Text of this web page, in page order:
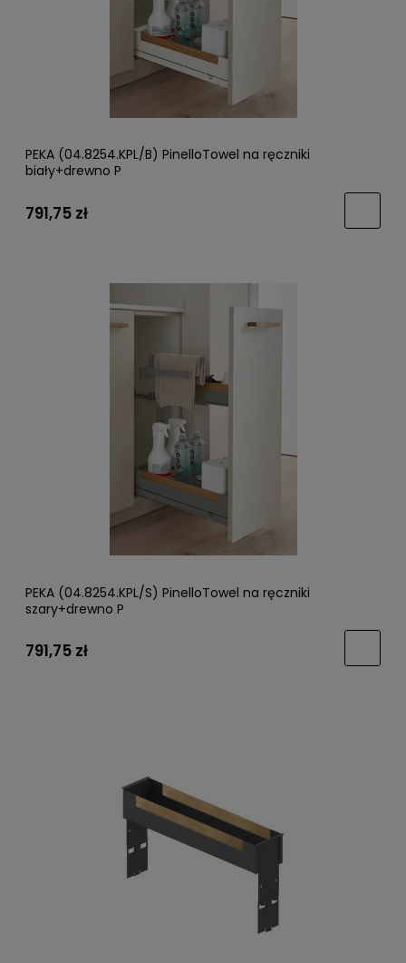
PEKA (04.8254.KPL/B) PinelloTowel na ręczniki
biały+drewno P
791,75 zł
PEKA (04.8254.KPL/S) PinelloTowel na ręczniki
szary+drewno P
791,75 zł